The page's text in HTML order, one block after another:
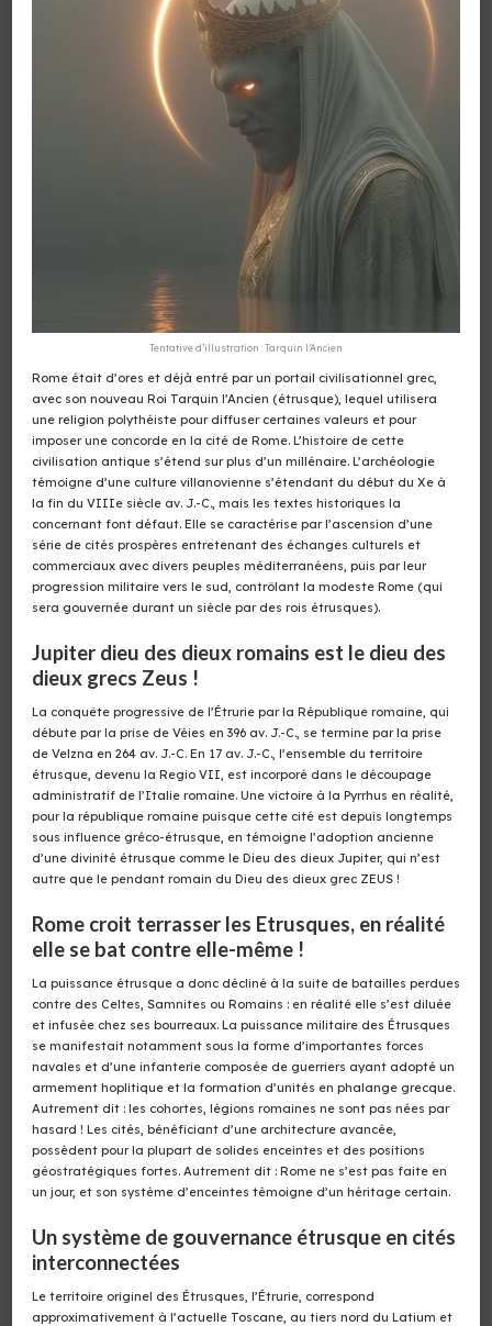
Tentative d’illustration : Tarquin l’Ancien
Rome était d’ores et déjà entré par un portail civilisationnel grec,
avec son nouveau Roi Tarquin l’Ancien (étrusque), lequel utilisera
une religion polythéiste pour diffuser certaines valeurs et pour
imposer une concorde en la cité de Rome. L’histoire de cette
civilisation antique s’étend sur plus d’un millénaire. L’archéologie
témoigne d’une culture villanovienne s’étendant du début du Xe à
la fin du VIIIe siècle av. J.-C., mais les textes historiques la
concernant font défaut. Elle se caractérise par l’ascension d’une
série de cités prospères entretenant des échanges culturels et
commerciaux avec divers peuples méditerranéens, puis par leur
progression militaire vers le sud, contrôlant la modeste Rome (qui
sera gouvernée durant un siècle par des rois étrusques).
Jupiter dieu des dieux romains est le dieu des
dieux grecs Zeus !
La conquête progressive de l’Étrurie par la République romaine, qui
débute par la prise de Véies en 396 av. J.-C., se termine par la prise
de Velzna en 264 av. J.-C. En 17 av. J.-C., l’ensemble du territoire
étrusque, devenu la Regio VII, est incorporé dans le découpage
administratif de l’Italie romaine. Une victoire à la Pyrrhus en réalité,
pour la république romaine puisque cette cité est depuis longtemps
sous influence gréco-étrusque, en témoigne l’adoption ancienne
d’une divinité étrusque comme le Dieu des dieux Jupiter, qui n’est
autre que le pendant romain du Dieu des dieux grec ZEUS !
Rome croit terrasser les Etrusques, en réalité
elle se bat contre elle-même !
La puissance étrusque a donc décliné à la suite de batailles perdues
contre des Celtes, Samnites ou Romains : en réalité elle s’est diluée
et infusée chez ses bourreaux. La puissance militaire des Étrusques
se manifestait notamment sous la forme d’importantes forces
navales et d’une infanterie composée de guerriers ayant adopté un
armement hoplitique et la formation d’unités en phalange grecque.
Autrement dit : les cohortes, légions romaines ne sont pas nées par
hasard ! Les cités, bénéficiant d’une architecture avancée,
possèdent pour la plupart de solides enceintes et des positions
géostratégiques fortes. Autrement dit : Rome ne s’est pas faite en
un jour, et son système d’enceintes témoigne d’un héritage certain.
Un système de gouvernance étrusque en cités
interconnectées
Le territoire originel des Étrusques, l’Étrurie, correspond
approximativement à l’actuelle Toscane, au tiers nord du Latium et